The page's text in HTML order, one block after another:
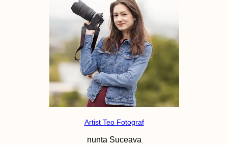
Artist Teo Fotograf
nunta Suceava